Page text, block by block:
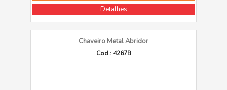
Detalhes
Chaveiro Metal Abridor
Cod.: 4267B